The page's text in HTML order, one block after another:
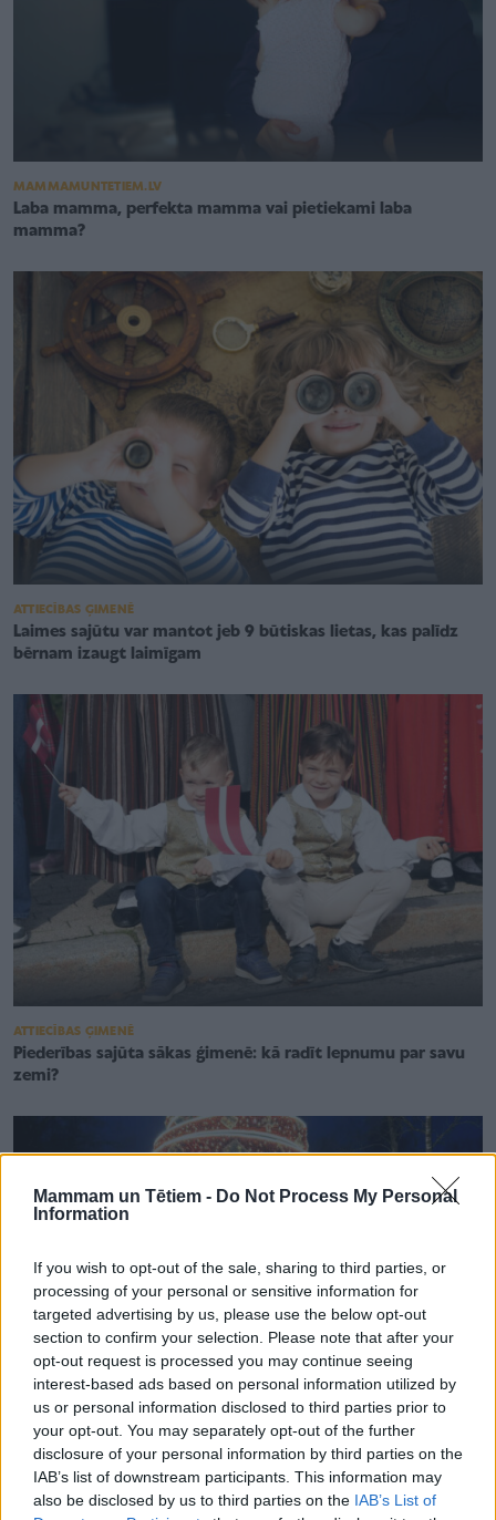
Mammam un Tētiem - Do Not Process My Personal
Information
If you wish to opt-out of the sale, sharing to third parties, or
processing of your personal or sensitive information for
targeted advertising by us, please use the below opt-out
section to confirm your selection. Please note that after your
opt-out request is processed you may continue seeing
interest-based ads based on personal information utilized by
us or personal information disclosed to third parties prior to
your opt-out. You may separately opt-out of the further
disclosure of your personal information by third parties on the
IAB’s list of downstream participants. This information may
also be disclosed by us to third parties on the IAB’s List of
MAMMAMUNTETIEM.LV
Laba mamma, perfekta mamma vai pietiekami laba
mamma?
ATTIECĪBAS ĢIMENĒ
Laimes sajūtu var mantot jeb 9 būtiskas lietas, kas palīdz
bērnam izaugt laimīgam
ATTIECĪBAS ĢIMENĒ
Piederības sajūta sākas ģimenē: kā radīt lepnumu par savu
zemi?
DVĪŅI, TRĪŅI UN VAIRĀK
NBS dižkareivis Kaspars Polis – no misijas Kosovā līdz
īpašam uzdevumam aprūpēt jaundzimušus dvīņus